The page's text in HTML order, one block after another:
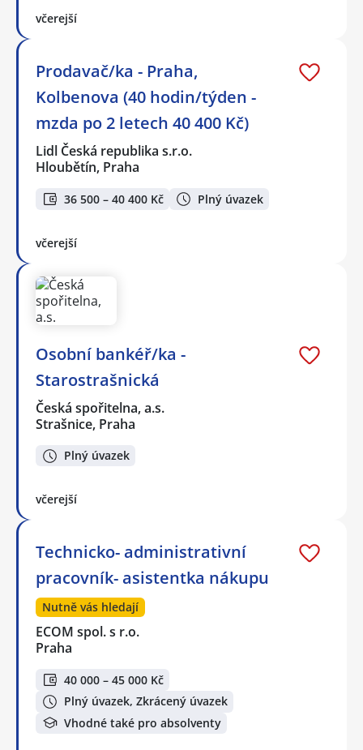
včerejší
Prodavač/ka - Praha,
Kolbenova (40 hodin/týden -
mzda po 2 letech 40 400 Kč)
Lidl Česká republika s.r.o.
Hloubětín, Praha
36 500 – 40 400 Kč Plný úvazek
včerejší
Osobní bankéř/ka -
Starostrašnická
Česká spořitelna, a.s.
Strašnice, Praha
Plný úvazek
včerejší
Technicko- administrativní
pracovník- asistentka nákupu
Nutně vás hledají
ECOM spol. s r.o.
Praha
40 000 – 45 000 Kč
Plný úvazek, Zkrácený úvazek
Vhodné také pro absolventy